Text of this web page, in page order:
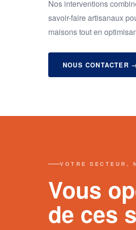
Nos interventions
savoir-faire artisanaux
maisons tout en
NOUS CONTACTER
VOTRE SECTEUR,
Vous
de ces